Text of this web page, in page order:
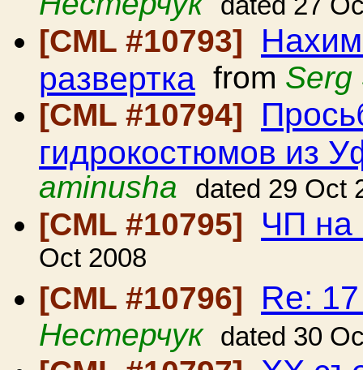
[CML #10793]
развертка from Serg
[CML #10794]
гидрокостюмов из
aminusha
dated 29 Oct
[CML #10795] ЧП на
Oct 2008
[CML #10796]
Re:
Нестерчук dated 30